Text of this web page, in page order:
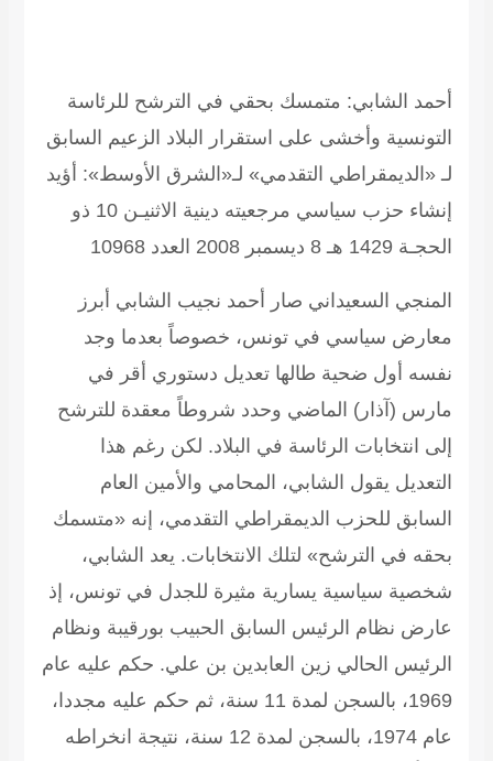
الشابي: متمسك بحقي في الترشح للرئاسة
وأخشى على استقرار البلاد
الزعيم السابق
«الديمقراطي التقدمي» لـ«الشرق الأوسط»: أؤيد
إنشاء حزب سياسي مرجعيته دينية الاثنيـن 10 ذو
هـ 8 ديسمبر 2008 العدد 10968
السعيدانيصار أحمد نجيب الشابي أبرز
سياسي في تونس، خصوصاً بعدما وجد
أول ضحية طالها تعديل دستوري أقر في
(آذار) الماضي وحدد شروطاً معقدة للترشح
انتخابات الرئاسة في البلاد. لكن رغم هذا
يقول الشابي، المحامي والأمين العام
للحزب الديمقراطي التقدمي، إنه «متسمك
في الترشح» لتلك الانتخابات. يعد الشابي،
سياسية يسارية مثيرة للجدل في تونس، إذ
نظام الرئيس السابق الحبيب بورقيبة ونظام
الحالي زين العابدين بن علي. حكم عليه عام
1969، بالسجن لمدة 11 سنة، ثم حكم عليه مجددا،
عام 1974، بالسجن لمدة 12 سنة، نتيجة انخراطه